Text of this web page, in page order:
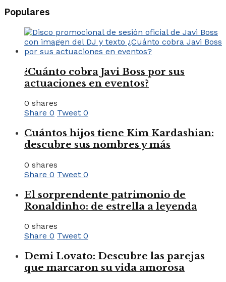
Populares
¿Cuánto cobra Javi Boss por sus
actuaciones en eventos?
0 shares
Share 0 Tweet 0
Cuántos hijos tiene Kim Kardashian:
descubre sus nombres y más
0 shares
Share 0 Tweet 0
El sorprendente patrimonio de
Ronaldinho: de estrella a leyenda
0 shares
Share 0 Tweet 0
Demi Lovato: Descubre las parejas
que marcaron su vida amorosa